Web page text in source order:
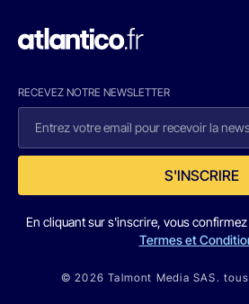
RECEVEZ NOTRE NEWSLETTER
S'INSCRIRE
En cliquant sur s'inscrire, vous
Termes et
© 2026 Talmont Media SAS.